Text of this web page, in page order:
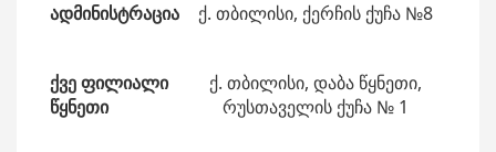
ადმინისტრაცია ქ. თბილისი, ქერჩის ქუჩა №8
ქვე ფილიალი
წყნეთი
ქ. თბილისი, დაბა წყნეთი,
რუსთაველის ქუჩა № 1